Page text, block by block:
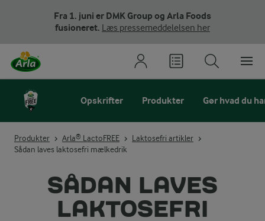
Fra 1. juni er DMK Group og Arla Foods
fusioneret. Læs pressemeddelelsen her
Opskrifter Produkter Gør hvad du
Produkter Arla® LactoFREE
Laktosefri artikler
Sådan laves laktosefri mælkedrik
SÅDAN LAVES
LAKTOSEFRI